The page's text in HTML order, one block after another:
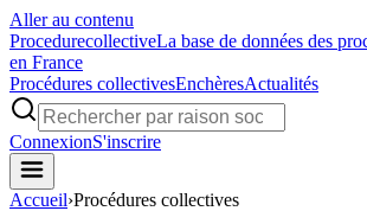
Aller au contenu
ProcedurecollectiveLa base de données des
en France
Procédures collectivesEnchèresActualités
ConnexionS'inscrire
Accueil›Procédures collectives